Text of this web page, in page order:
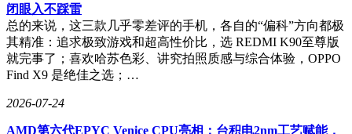
闭眼入不踩雷
总的来说，这三款几乎零差评的手机，各自的“偏科”方向都极
其精准：追求极致游戏和超高性价比，选 REDMI K90至尊版
就完事了；喜欢哈苏色彩、讲究拍照质感与综合体验，OPPO
Find X9 是绝佳之选；…
2026-07-24
AMD第六代EPYC Venice CPU亮相：台积电2nm工艺赋能，